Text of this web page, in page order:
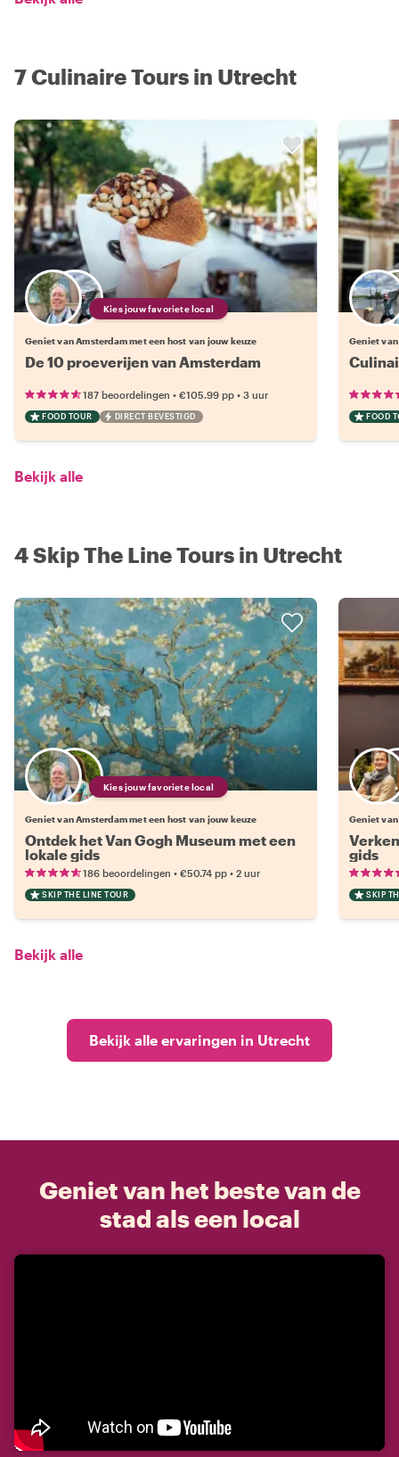
7 Culinaire Tours in Utrecht
Kies jouw favoriete local
Geniet van Amsterdam met een host van jouw keuze
De 10 proeverijen van Amsterdam
187 beoordelingen • €105.99 pp • 3 uur
FOOD TOUR DIRECT BEVESTIGD
Geniet
FOOD
Bekijk alle
4 Skip The Line Tours in Utrecht
Kies jouw favoriete local
Geniet van Amsterdam met een host van jouw keuze
Ontdek het Van Gogh Museum met een
lokale gids
186 beoordelingen • €50.74 pp • 2 uur
SKIP THE LINE TOUR
Geniet
gids
SKIP
Bekijk alle
Bekijk alle ervaringen in Utrecht
Geniet van het beste van de
stad als een local